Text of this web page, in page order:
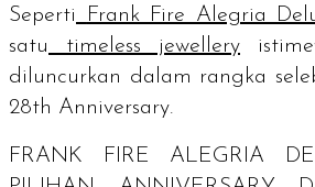
Seperti Frank Fire Alegria
satu
timeless jewellery
diluncurkan dalam rangka
28th Anniversary.
FRANK FIRE ALEGRIA